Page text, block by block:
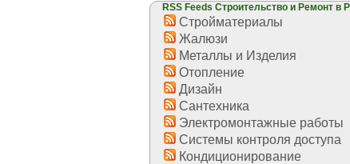
RSS Feeds Строительство и Ремонт в
Стройматериалы
Жалюзи
Металлы и Изделия
Отопление
Дизайн
Сантехника
Электромонтажные работы
Системы контроля доступа
Кондиционирование